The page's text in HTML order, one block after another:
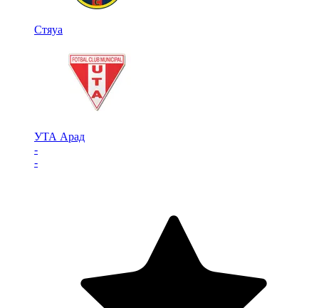
Стяуа
УТА Арад
-
-